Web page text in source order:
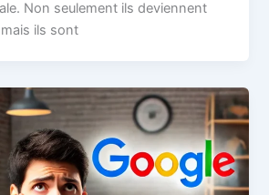
Non seulement ils deviennent
ils sont